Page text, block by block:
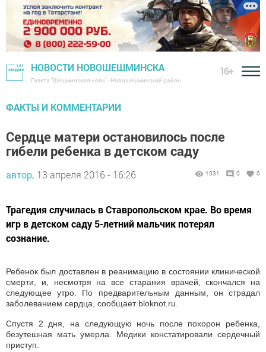
НОВОСТИ НОВОШЕШМИНСКА
Газета "Шешминская новь" - Новошешминский район
16+
ФАКТЫ И КОММЕНТАРИИ
Cердце матери остановилось после
гибели ребенка в детском саду
автор, 13 апреля 2016 - 16:26 1031 0 0
Трагедия случилась в Ставропольском крае. Во время
игр в детском саду 5-летний мальчик потерял
сознание.
Ребенок был доставлен в реанимацию в состоянии клинической
смерти, и, несмотря на все старания врачей, скончался на
следующее утро. По предварительным данным, он страдал
заболеванием сердца, сообщает bloknot.ru.
Спустя 2 дня, на следующую ночь после похорон ребенка,
безутешная мать умерла. Медики констатировали сердечный
приступ.